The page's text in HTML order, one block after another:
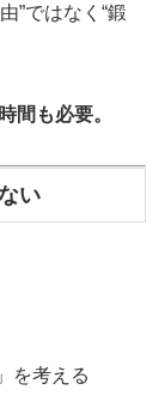
”ではなく“鍛
間も必要。
い
を考える